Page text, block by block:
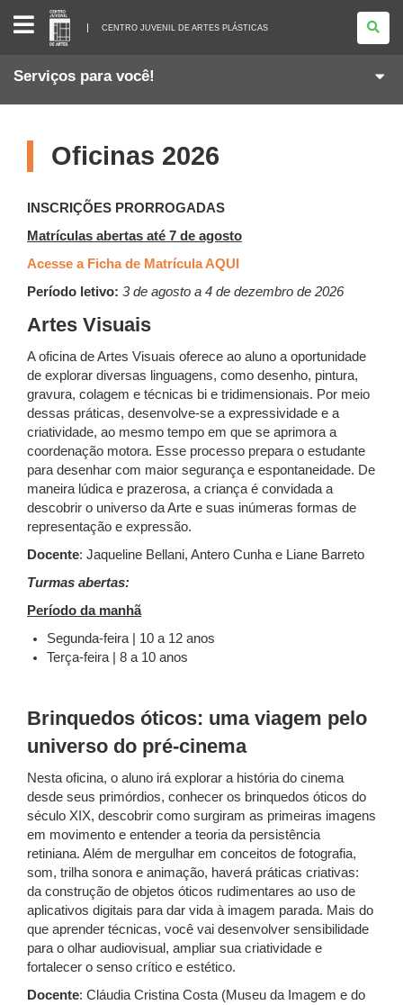
CENTRO
JUVENIL
DE
CENTRO JUVENIL DE ARTES PLÁSTICAS
Serviços para você!
Oficinas 2026
INSCRIÇÕES PRORROGADAS
Matrículas abertas até 7 de agosto
Acesse a Ficha de Matrícula AQUI
Período letivo: 3 de agosto a 4 de dezembro de 2026
Artes Visuais
A oficina de Artes Visuais oferece ao aluno a oportunidade
de explorar diversas linguagens, como desenho, pintura,
gravura, colagem e técnicas bi e tridimensionais. Por meio
dessas práticas, desenvolve-se a expressividade e a
criatividade, ao mesmo tempo em que se aprimora a
coordenação motora. Esse processo prepara o estudante
para desenhar com maior segurança e espontaneidade. De
maneira lúdica e prazerosa, a criança é convidada a
descobrir o universo da Arte e suas inúmeras formas de
representação e expressão.
Docente: Jaqueline Bellani, Antero Cunha e Liane Barreto
Turmas abertas:
Período da manhã
Segunda-feira | 10 a 12 anos
Terça-feira | 8 a 10 anos
Brinquedos óticos: uma viagem pelo
universo do pré-cinema
Nesta oficina, o aluno irá explorar a história do cinema
desde seus primórdios, conhecer os brinquedos óticos do
século XIX, descobrir como surgiram as primeiras imagens
em movimento e entender a teoria da persistência
retiniana. Além de mergulhar em conceitos de fotografia,
som, trilha sonora e animação, haverá práticas criativas:
da construção de objetos óticos rudimentares ao uso de
aplicativos digitais para dar vida à imagem parada. Mais do
que aprender técnicas, você vai desenvolver sensibilidade
para o olhar audiovisual, ampliar sua criatividade e
fortalecer o senso crítico e estético.
Docente: Cláudia Cristina Costa (Museu da Imagem e do